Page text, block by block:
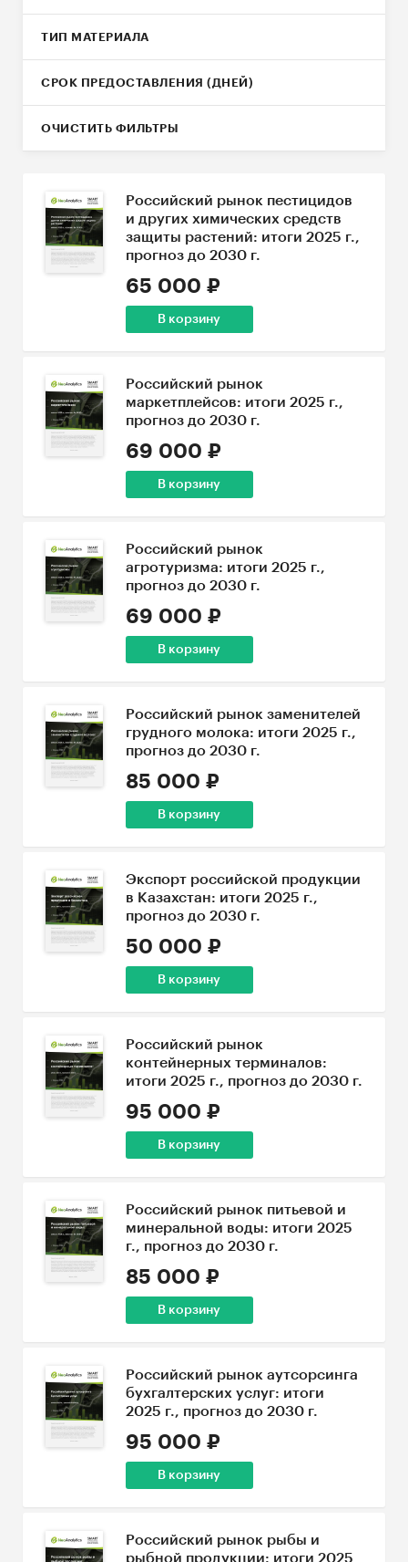
компании.
ТИП МАТЕРИАЛА
СРОК ПРЕДОСТАВЛЕНИЯ (ДНЕЙ)
ОЧИСТИТЬ ФИЛЬТРЫ
Российский рынок пестицидов
и других химических средств
защиты растений: итоги 2025 г.,
прогноз до 2030 г.
65 000 ₽
В корзину
Российский рынок
маркетплейсов: итоги 2025 г.,
прогноз до 2030 г.
69 000 ₽
В корзину
Российский рынок
агротуризма: итоги 2025 г.,
прогноз до 2030 г.
69 000 ₽
В корзину
Российский рынок заменителей
грудного молока: итоги 2025 г.,
прогноз до 2030 г.
85 000 ₽
В корзину
Экспорт российской продукции
в Казахстан: итоги 2025 г.,
прогноз до 2030 г.
50 000 ₽
В корзину
Российский рынок
контейнерных терминалов:
итоги 2025 г., прогноз до 2030 г.
95 000 ₽
В корзину
Российский рынок питьевой и
минеральной воды: итоги 2025
г., прогноз до 2030 г.
85 000 ₽
В корзину
Российский рынок аутсорсинга
бухгалтерских услуг: итоги
2025 г., прогноз до 2030 г.
95 000 ₽
В корзину
Российский рынок рыбы и
рыбной продукции: итоги 2025